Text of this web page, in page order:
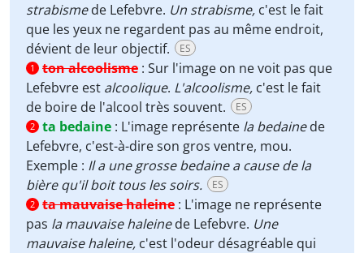
strabismede Lefebvre. Un strabisme, c'est le fait
que les yeux ne regardent pas au même endroit,
dévient de leur objectif.
ES
1 ton alcoolisme : Sur l'image on ne voit pas que
Lefebvre est alcoolique. L'alcoolisme, c'est le fait
de boire de l'alcool très souvent.
ES
2 ta bedaine : L'image représente la bedainede
Lefebvre, c'est-à-dire son gros ventre, mou.
Exemple : Il a une grosse bedaine a cause de la
bière qu'il boit tous les soirs.
ES
2 ta mauvaise haleine : L'image ne représente
pas la mauvaise haleinede Lefebvre. Une
mauvaise haleine, c'est l'odeur désagréable qui